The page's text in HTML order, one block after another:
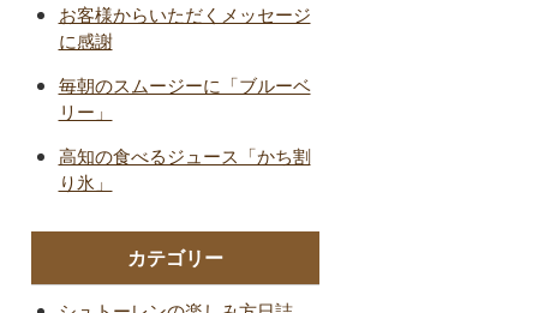
お客様からいただくメッセージ
に感謝
毎朝のスムージーに「ブルーベ
リー」
高知の食べるジュース「かち割
り氷」
カテゴリー